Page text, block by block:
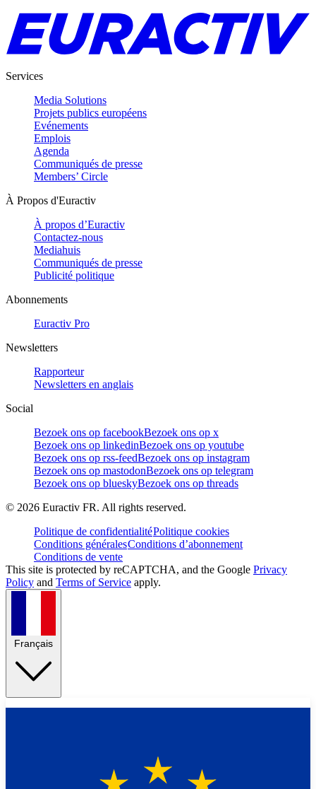
Services
Media Solutions
Projets publics européens
Evénements
Emplois
Agenda
Communiqués de presse
Members’ Circle
À Propos d'Euractiv
À propos d’Euractiv
Contactez-nous
Mediahuis
Communiqués de presse
Publicité politique
Abonnements
Euractiv Pro
Newsletters
Rapporteur
Newsletters en anglais
Social
Bezoek ons op facebookBezoek ons op x
Bezoek ons op linkedinBezoek ons op youtube
Bezoek ons op rss-feedBezoek ons op instagram
Bezoek ons op mastodonBezoek ons op telegram
Bezoek ons op blueskyBezoek ons op threads
© 2026 Euractiv FR. All rights reserved.
Politique de confidentialitéPolitique cookies
Conditions généralesConditions d’abonnement
Conditions de vente
This site is protected by reCAPTCHA, and the Google Privacy
Policy and Terms of Service apply.
Français